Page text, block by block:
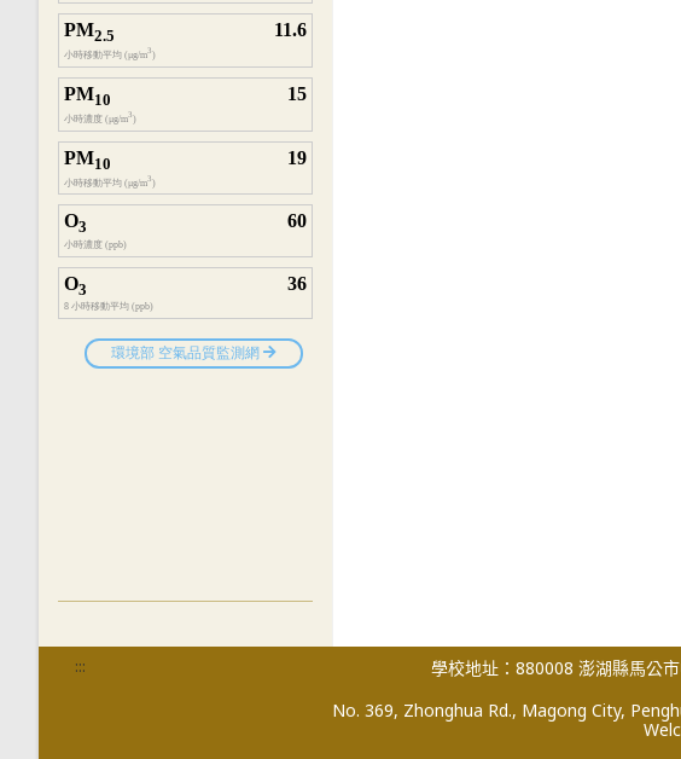
::: 學校地址：880008 澎湖縣馬公
No. 369, Zhonghua Rd., Magong City,